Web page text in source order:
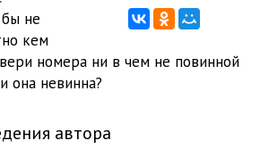
не
кем
номера ни в чем не повинной
она невинна?
автора